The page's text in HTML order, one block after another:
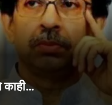
काही…